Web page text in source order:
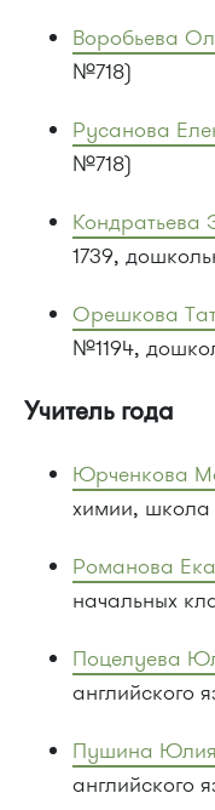
Воробьева
№718)
Русанова
№718)
Кондратьева
1739,
Орешкова
№1194,
Учитель года
Юрченкова
химии,
Романова
начальных
Поцелуева
английского
Пушина Юлия
английского